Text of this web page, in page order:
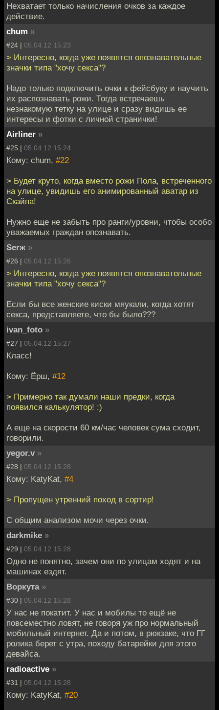
Нехватает только начисления очков за каждое
действие.
chum »
#24 | 05.04.12 15:23
> Интересно, когда уже появятся опознавательные
значки типа "хочу секса"?
Надо только подключить очки к фейсбуку и научить
их распознавать рожи. Тогда встречаешь
незнакомую тетку на улице и сразу видишь ее
интересы и фотки с личной странички!
Airliner »
#25 | 05.04.12 15:24
Кому: chum, #22
> Будет круто, когда вместо рожи Пола, встреченного
на улице, увидишь его анимированный аватар из
Скайпа!
Нужно еще не забыть про ранги/уровни, чтобы особо
уважаемых граждан опознавать.
Serж »
#26 | 05.04.12 15:26
> Интересно, когда уже появятся опознавательные
значки типа "хочу секса"?
Если бы все женские киски мяукали, когда хотят
секса, представляете, что бы было???
ivan_foto »
#27 | 05.04.12 15:27
Класс!
Кому: Ёрш, #12
> Примерно так думали наши предки, когда
появился калькулятор! :)
А еще на скорости 60 км/час человек сума сходит,
говорили.
yegor.v »
#28 | 05.04.12 15:28
Кому: KatyKat, #4
> Пропущен утренний поход в сортир!
С общим анализом мочи через очки.
darkmike »
#29 | 05.04.12 15:28
Одно не понятно, зачем они по улицам ходят и на
машинах ездят.
Воркута »
#30 | 05.04.12 15:28
У нас не покатит. У нас и мобилы то ещё не
повсеместно ловят, не говоря уж про нормальный
мобильный интернет. Да и потом, в рюкзаке, что ГГ
ролика берет с утра, походу батарейки для этого
девайса.
radioactive »
#31 | 05.04.12 15:28
Кому: KatyKat, #20